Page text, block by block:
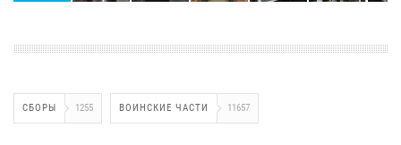
СБОРЫ 1255 ВОИНСКИЕ ЧАСТИ 11657